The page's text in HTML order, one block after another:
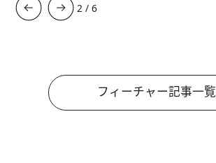
3 /6
フィーチャー記事一覧